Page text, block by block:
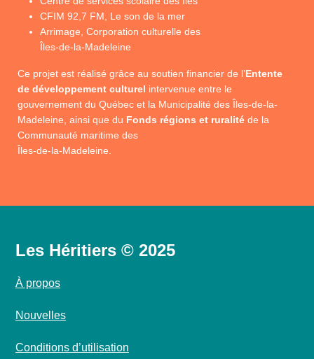
CFIM 92,7 FM, Le son de la mer
Arrimage, Corporation culturelle des
Îles-de-la-Madeleine
Ce projet est réalisé grâce au soutien financier de l’Entente
de développement culturel intervenue entre le
gouvernement du Québec et la Municipalité des Îles-de-la-
Madeleine, ainsi que du Fonds régions et ruralité de la
Communauté maritime des
Îles-de-la-Madeleine.
Les Héritiers © 2025
À propos
Nouvelles
Conditions d’utilisation